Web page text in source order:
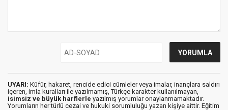
UYARI: Küfür, hakaret, rencide edici cümleler veya imalar, inançlara saldırı
içeren, imla kuralları ile yazılmamış, Türkçe karakter kullanılmayan,
isimsiz ve büyük harflerle yazılmış yorumlar onaylanmamaktadır.
Yorumların her türlü cezai ve hukuki sorumluluğu yazan kişiye aittir. Eğitim